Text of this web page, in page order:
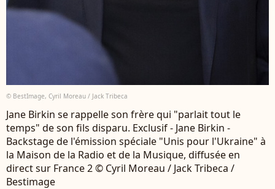
© BestImage, Cyril Moreau / Jack Tribeca
Jane Birkin se rappelle son frère qui "parlait tout le
temps" de son fils disparu. Exclusif - Jane Birkin -
Backstage de l'émission spéciale "Unis pour l'Ukraine" à
la Maison de la Radio et de la Musique, diffusée en
direct sur France 2 © Cyril Moreau / Jack Tribeca /
Bestimage